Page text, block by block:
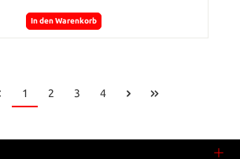
In den Warenkorb
1 2 3 4